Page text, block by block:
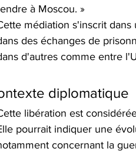
à Moscou. »
médiation s'inscrit
des échanges de
d'autres comme entre
diplomatique
libération est
pourrait indiquer une
concernant la